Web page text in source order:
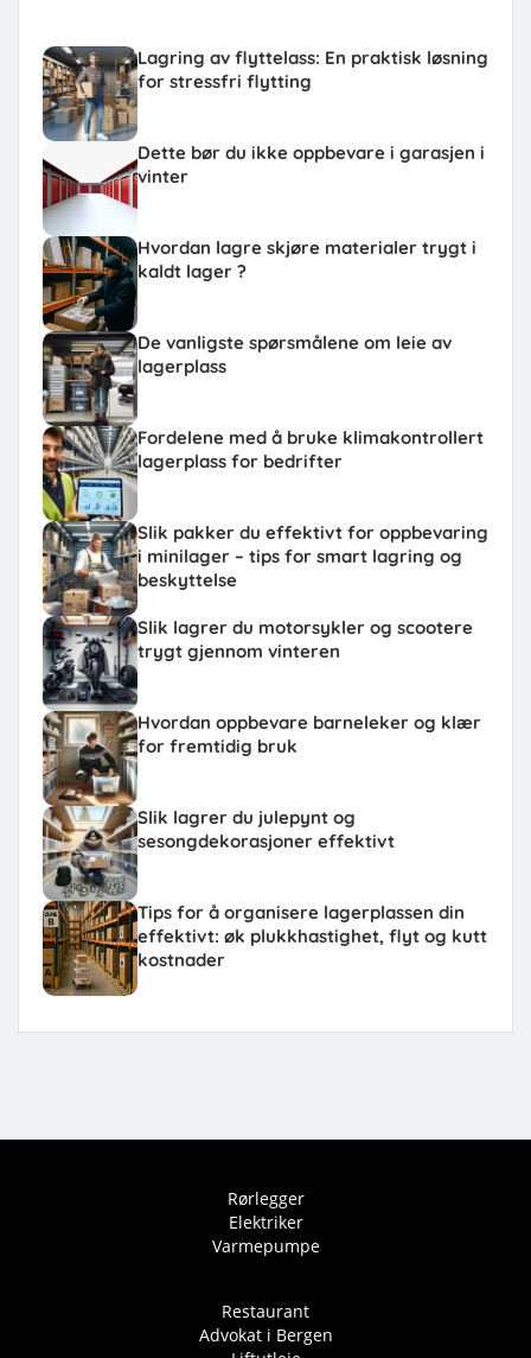
Lagring av flyttelass: En praktisk løsning
for stressfri flytting
Dette bør du ikke oppbevare i garasjen i
vinter
Hvordan lagre skjøre materialer trygt i
kaldt lager ?
De vanligste spørsmålene om leie av
lagerplass
Fordelene med å bruke klimakontrollert
lagerplass for bedrifter
Slik pakker du effektivt for oppbevaring
i minilager – tips for smart lagring og
beskyttelse
Slik lagrer du motorsykler og scootere
trygt gjennom vinteren
Hvordan oppbevare barneleker og klær
for fremtidig bruk
Slik lagrer du julepynt og
sesongdekorasjoner effektivt
Tips for å organisere lagerplassen din
effektivt: øk plukkhastighet, flyt og kutt
kostnader
Rørlegger
Elektriker
Varmepumpe
Restaurant
Advokat i Bergen